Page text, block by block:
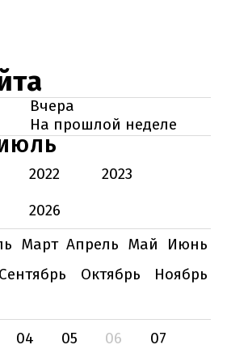
Вчера
На прошлой неделе
2022
2023
2026
Март Апрель Май
Июнь
Сентябрь Октябрь
Ноябрь
04 05 06
07